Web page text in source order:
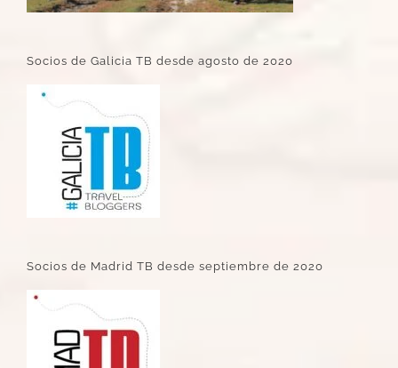
Socios de Galicia TB desde agosto de 2020
Socios de Madrid TB desde septiembre de 2020